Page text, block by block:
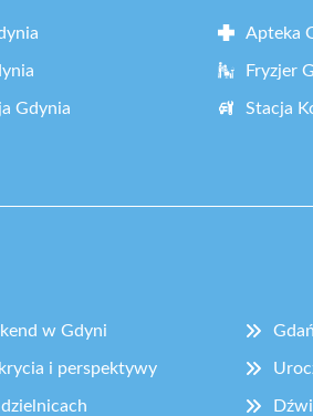
Apteka
Fryzjer
Gdynia Stacja
w Gdyni
i perspektywy